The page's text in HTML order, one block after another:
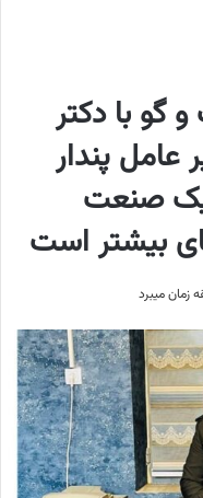
گو با دکتر
عامل پندار
یک صنعت
بیشتر است